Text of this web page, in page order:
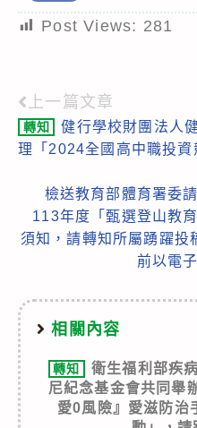
Post Views: 281
Read
more
上一篇文章
轉知
健行學校財團法人
理「2024全國高中職投資
檢送教育部體育署委
113年度「甄選登山教
須知，請轉知所屬踴躍投
前以電
相關內容
轉知
衛生福利部疾
尼紀念基金會共同舉
愛0風險』愛滋防治